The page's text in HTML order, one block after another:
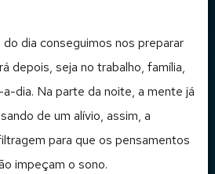
dia conseguimos nos preparar
depois, seja no trabalho, família,
dia. Na parte da noite, a mente já
de um alívio, assim, a
para que os pensamentos
impeçam o sono.